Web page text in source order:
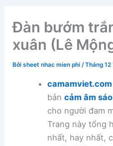
Đàn bướm
xuân (Lê
Bởisheet nhac mien phi/Tháng
camamviet.com
bản cảm âm
cho người đam
Trang này tổng
nhất, hay nhất,